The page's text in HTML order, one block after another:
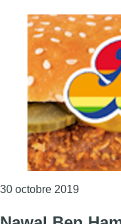
30 octobre 2019